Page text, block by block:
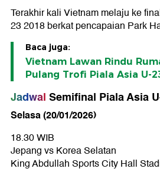
Terakhir kali Vietnam melaju ke
23 2018 berkat pencapaian Park
Baca juga:
Vietnam Lawan Rindu
Pulang Trofi Piala Asia U-
Jadwal Semifinal Piala Asia
Selasa (20/01/2026)
18.30 WIB
Jepang vs Korea Selatan
King Abdullah Sports City Hall